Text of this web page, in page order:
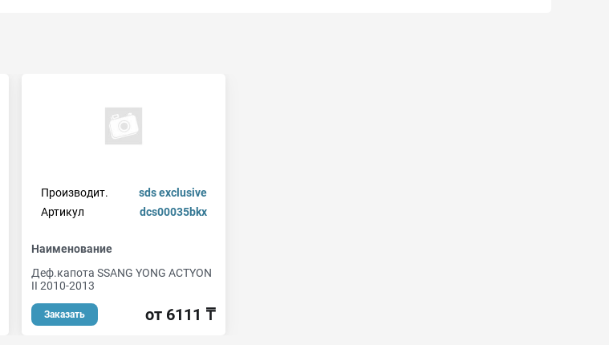
Производит.
sds exclusive
Артикул
dcs00035bkx
Наименование
Деф.капота SSANG YONG ACTYON
II 2010-2013
Заказать от 6111 ₸